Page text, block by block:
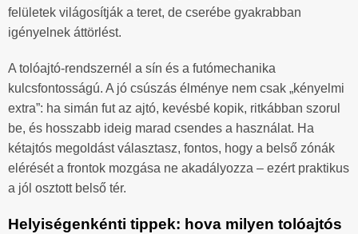
felületek világosítják a teret, de cserébe gyakrabban
igényelnek áttörlést.
A tolóajtó-rendszernél a sín és a futómechanika
kulcsfontosságú. A jó csúszás élménye nem csak „kényelmi
extra”: ha simán fut az ajtó, kevésbé kopik, ritkábban szorul
be, és hosszabb ideig marad csendes a használat. Ha
kétajtós megoldást választasz, fontos, hogy a belső zónák
elérését a frontok mozgása ne akadályozza – ezért praktikus
a jól osztott belső tér.
Helyiségenkénti tippek: hova milyen tolóajtós